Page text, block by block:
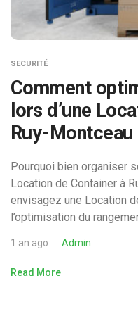
SECURITÉ
Comment
lors d’une
Ruy-Montceau
Pourquoi bien organiser
Location de Container à
envisagez une Location
l’optimisation du
1 an ago Admin
Read More